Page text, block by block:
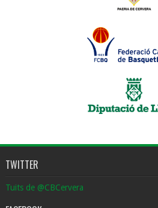
TWITTER
Tuits de @CBCervera